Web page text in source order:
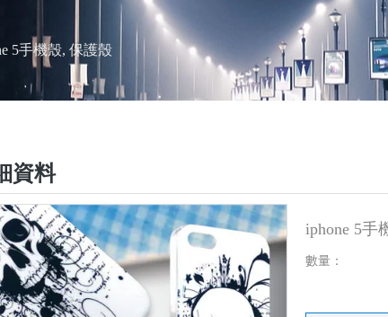
5手機殼, 保護殼
資料
iphone 5手
數量：